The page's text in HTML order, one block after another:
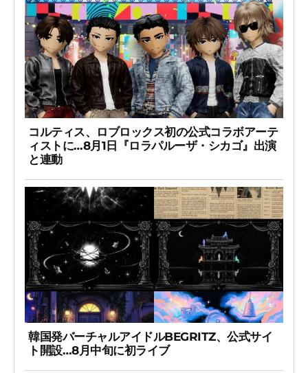
コルティス、ロブロックス初の公式コラボアーテ
ィストに…8月1日『ロラパルーザ・シカゴ』出演
と連動
韓国発バーチャルアイドルBEGRITZ、公式サイ
ト開設…8月中旬に初ライブ